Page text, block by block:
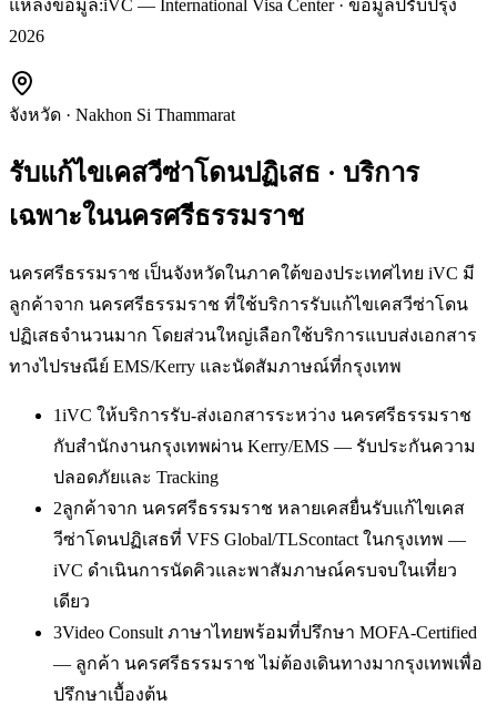
แหล่งข้อมูล:iVC — International Visa Center · ข้อมูลปรับปรุง
2026
จังหวัด · Nakhon Si Thammarat
รับแก้ไขเคสวีซ่าโดนปฏิเสธ · บริการ
เฉพาะในนครศรีธรรมราช
นครศรีธรรมราช เป็นจังหวัดในภาคใต้ของประเทศไทย iVC มี
ลูกค้าจาก นครศรีธรรมราช ที่ใช้บริการรับแก้ไขเคสวีซ่าโดน
ปฏิเสธจำนวนมาก โดยส่วนใหญ่เลือกใช้บริการแบบส่งเอกสาร
ทางไปรษณีย์ EMS/Kerry และนัดสัมภาษณ์ที่กรุงเทพ
1iVC ให้บริการรับ-ส่งเอกสารระหว่าง นครศรีธรรมราช
กับสำนักงานกรุงเทพผ่าน Kerry/EMS — รับประกันความ
ปลอดภัยและ Tracking
2ลูกค้าจาก นครศรีธรรมราช หลายเคสยื่นรับแก้ไขเคส
วีซ่าโดนปฏิเสธที่ VFS Global/TLScontact ในกรุงเทพ —
iVC ดำเนินการนัดคิวและพาสัมภาษณ์ครบจบในเที่ยว
เดียว
3Video Consult ภาษาไทยพร้อมที่ปรึกษา MOFA-Certified
— ลูกค้า นครศรีธรรมราช ไม่ต้องเดินทางมากรุงเทพเพื่อ
ปรึกษาเบื้องต้น